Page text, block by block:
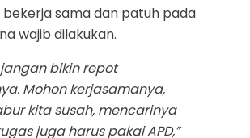
bekerja sama dan patuh pada
wajib dilakukan.
jangan bikin repot
Mohon kerjasamanya,
kita susah, mencarinya
juga harus pakai APD,”